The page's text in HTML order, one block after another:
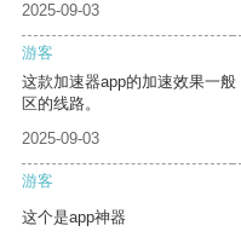
2025-09-03
游客
这款加速器app的加速效果一
区的线路。
2025-09-03
游客
这个是app神器